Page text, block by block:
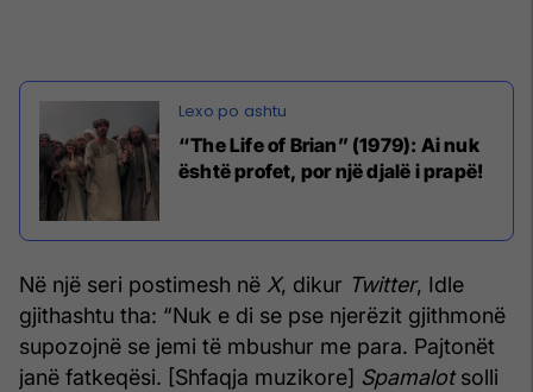
“The Life of Brian” (1979): Ai nuk
është profet, por një djalë i prapë!
Në një seri postimesh në X, dikur Twitter, Idle
gjithashtu tha: “Nuk e di se pse njerëzit gjithmonë
supozojnë se jemi të mbushur me para. Pajtonët
janë fatkeqësi. [Shfaqja muzikore] Spamalotsolli